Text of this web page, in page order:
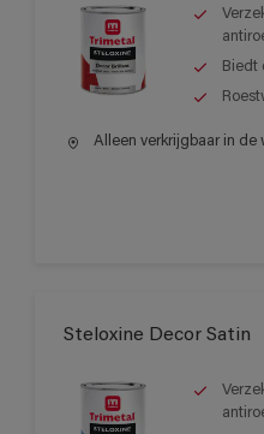
Biedt
Alleen verkrijgbaar in de
Steloxine Decor Satin